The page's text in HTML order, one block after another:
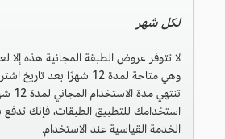
لكل شهر
استخدامك للتطبيق الطبقات، فإنك
الخدمة القياسية عند الاستخدام.